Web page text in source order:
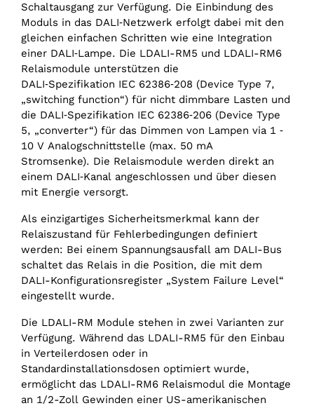
Schaltausgang zur Verfügung. Die Einbindung des
Moduls in das DALI‑Netzwerk erfolgt dabei mit den
gleichen einfachen Schritten wie eine Integration
einer DALI‑Lampe. Die LDALI-RM5 und LDALI-RM6
Relaismodule unterstützen die
DALI‑Spezifikation IEC 62386‑208 (Device Type 7,
„switching function“) für nicht dimmbare Lasten und
die DALI‑Spezifikation IEC 62386‑206 (Device Type
5, „converter“) für das Dimmen von Lampen via 1 ‑
10 V Analogschnittstelle (max. 50 mA
Stromsenke). Die Relaismodule werden direkt an
einem DALI‑Kanal angeschlossen und über diesen
mit Energie versorgt.
Als einzigartiges Sicherheitsmerkmal kann der
Relaiszustand für Fehlerbedingungen definiert
werden: Bei einem Spannungsausfall am DALI-Bus
schaltet das Relais in die Position, die mit dem
DALI-Konfigurationsregister „System Failure Level“
eingestellt wurde.
Die LDALI-RM Module stehen in zwei Varianten zur
Verfügung. Während das LDALI-RM5 für den Einbau
in Verteilerdosen oder in
Standardinstallationsdosen optimiert wurde,
ermöglicht das LDALI-RM6 Relaismodul die Montage
an 1/2-Zoll Gewinden einer US-amerikanischen